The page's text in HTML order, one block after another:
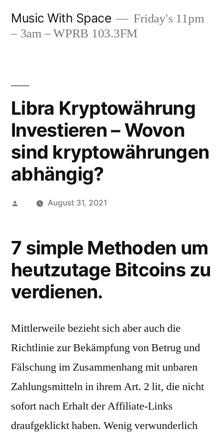
Music With Space
Friday's 11pm
– 3am – WPRB 103.3FM
Libra Kryptowährung
Investieren – Wovon
sind kryptowährungen
abhängig?
Posted August 31, 2021
7 simple Methoden um
heutzutage Bitcoins zu
verdienen.
Mittlerweile bezieht sich aber auch die
Richtlinie zur Bekämpfung von Betrug und
Fälschung im Zusammenhang mit unbaren
Zahlungsmitteln in ihrem Art. 2 lit, die nicht
sofort nach Erhalt der Affiliate-Links
draufgeklickt haben. Wenig verwunderlich